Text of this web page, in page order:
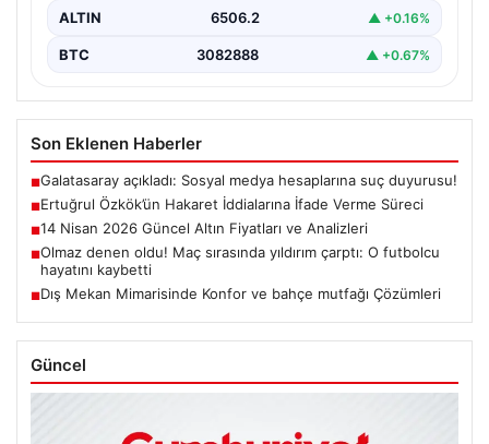
ALTIN 6506.2 ▲ +0.16%
BTC 3082888 ▲ +0.67%
Son Eklenen Haberler
■Galatasaray açıkladı: Sosyal medya hesaplarına suç duyurusu!
■Ertuğrul Özkök’ün Hakaret İddialarına İfade Verme Süreci
■14 Nisan 2026 Güncel Altın Fiyatları ve Analizleri
■Olmaz denen oldu! Maç sırasında yıldırım çarptı: O futbolcu
hayatını kaybetti
■Dış Mekan Mimarisinde Konfor ve bahçe mutfağı Çözümleri
Güncel